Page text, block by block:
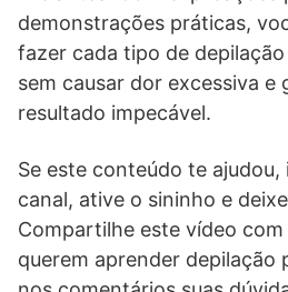
demonstrações práticas,
fazer cada tipo de
sem causar dor excessiva e
resultado impecável.
Se este conteúdo te
canal, ative o sininho e
Compartilhe este vídeo
querem aprender depilação